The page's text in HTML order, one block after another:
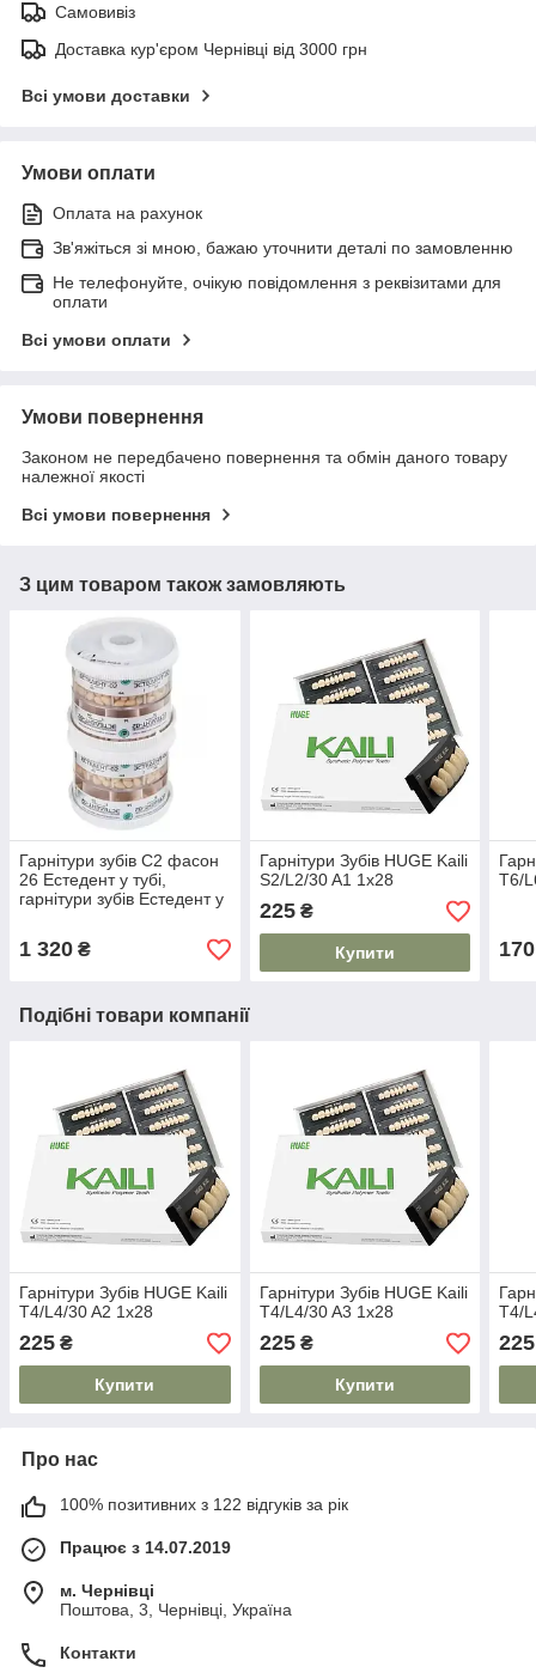
Самовивіз
Доставка кур'єром Чернівці від 3000 грн
Всі умови доставки
Умови оплати
Оплата на рахунок
Зв'яжіться зі мною, бажаю уточнити деталі по замовленню
Не телефонуйте, очікую повідомлення з реквізитами для
оплати
Всі умови оплати
Умови повернення
Законом не передбачено повернення та обмін даного товару
належної якості
Всі умови повернення
З цим товаром також замовляють
Гарнітури зубів С2 фасон
26 Естедент у тубі,
гарнітури зубів Естедент у
1 320 ₴
Гарнітури Зубів HUGE Kaili
S2/L2/30 A1 1x28
225₴
Купити
T6/
170
Подібні товари компанії
Гарнітури Зубів HUGE Kaili
T4/L4/30 A2 1x28
225 ₴
Купити
Гарнітури Зубів HUGE Kaili
T4/L4/30 A3 1x28
225₴
Купити
T4/
225
Про нас
100% позитивних з 122 відгуків за рік
Працює з 14.07.2019
м. Чернівці
Поштова, 3, Чернівці, Україна
Контакти